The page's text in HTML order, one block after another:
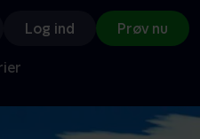
Log ind Prøv nu